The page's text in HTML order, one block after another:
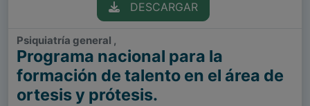
DESCARGAR
Psiquiatría general ,
Programa nacional para la
formación de talento en el área de
ortesis y prótesis.